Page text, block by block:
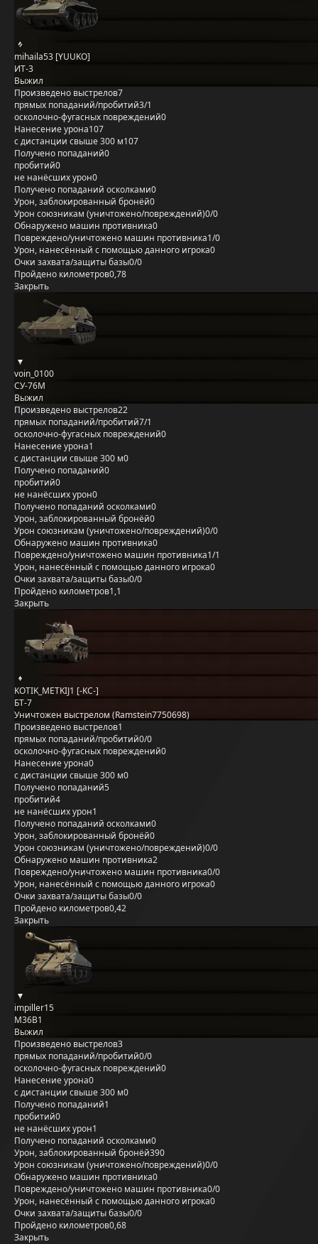
mihaila53 [YUUKO]
ИТ-3
Выжил
Произведено выстрелов7
прямых попаданий/пробитий3/1
осколочно-фугасных повреждений0
Нанесение урона107
с дистанции свыше 300 м107
Получено попаданий0
пробитий0
не нанёсших урон0
Получено попаданий осколками0
Урон, заблокированный бронёй0
Урон союзникам (уничтожено/повреждений)0/0
Обнаружено машин противника0
Повреждено/уничтожено машин противника1/0
Урон, нанесённый с помощью данного игрока0
Очки захвата/защиты базы0/0
Пройдено километров0,78
Закрыть
voin_0100
СУ-76М
Выжил
Произведено выстрелов22
прямых попаданий/пробитий7/1
осколочно-фугасных повреждений0
Нанесение урона1
с дистанции свыше 300 м0
Получено попаданий0
пробитий0
не нанёсших урон0
Получено попаданий осколками0
Урон, заблокированный бронёй0
Урон союзникам (уничтожено/повреждений)0/0
Обнаружено машин противника0
Повреждено/уничтожено машин противника1/1
Урон, нанесённый с помощью данного игрока0
Очки захвата/защиты базы0/0
Пройдено километров1,1
Закрыть
KOTIK_METKIJ1 [-KC-]
БТ-7
Уничтожен выстрелом (Ramstein7750698)
Произведено выстрелов1
прямых попаданий/пробитий0/0
осколочно-фугасных повреждений0
Нанесение урона0
с дистанции свыше 300 м0
Получено попаданий5
пробитий4
не нанёсших урон1
Получено попаданий осколками0
Урон, заблокированный бронёй0
Урон союзникам (уничтожено/повреждений)0/0
Обнаружено машин противника2
Повреждено/уничтожено машин противника0/0
Урон, нанесённый с помощью данного игрока0
Очки захвата/защиты базы0/0
Пройдено километров0,42
Закрыть
impiller15
M36B1
Выжил
Произведено выстрелов3
прямых попаданий/пробитий0/0
осколочно-фугасных повреждений0
Нанесение урона0
с дистанции свыше 300 м0
Получено попаданий1
пробитий0
не нанёсших урон1
Получено попаданий осколками0
Урон, заблокированный бронёй390
Урон союзникам (уничтожено/повреждений)0/0
Обнаружено машин противника0
Повреждено/уничтожено машин противника0/0
Урон, нанесённый с помощью данного игрока0
Очки захвата/защиты базы0/0
Пройдено километров0,68
Закрыть